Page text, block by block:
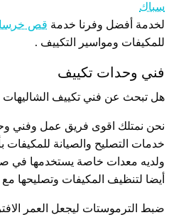
سباك
لخدمة أفضل وفرنا خدمة قص
للمكيفات ومواسير التكييف .
فني وحدات تكييف
هل تبحث عن فني تكييف
نحن نمتلك اقوى فريق عمل وفني
خدمات التصليح والصيانة
ولديه معدات خاصة يستخدمها في
أيضا لتنظيف المكيفات وتصليحها مع
ضبط الترموستات ليجعل العمر